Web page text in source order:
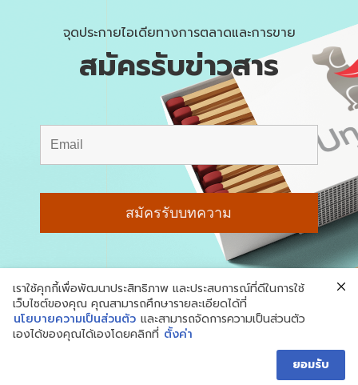
จุดประกายไอเดียทางการตลาดและการขาย
สมัครรับข่าวสาร
© สงวนลิขสิทธิ์ 2018-2026 Underdog
เราใช้คุกกี้เพื่อพัฒนาประสิทธิภาพ และประสบการณ์ที่ดีในการใช้
เว็บไซต์ของคุณ คุณสามารถศึกษารายละเอียดได้ที่
นโยบายความเป็นส่วนตัว และสามารถจัดการความเป็นส่วนตัว
เองได้ของคุณได้เองโดยคลิกที่ ตั้งค่า
ยอมรับ